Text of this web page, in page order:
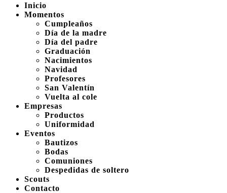
Inicio
Momentos
Cumpleaños
Día de la madre
Día del padre
Graduación
Nacimientos
Navidad
Profesores
San Valentín
Vuelta al cole
Empresas
Productos
Uniformidad
Eventos
Bautizos
Bodas
Comuniones
Despedidas de soltero
Scouts
Contacto